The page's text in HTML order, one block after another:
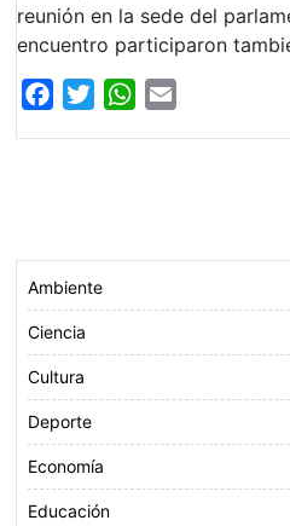
reunión en la sede del
encuentro participaron
o
k
r
W
p
Ambiente
Ciencia
Cultura
Deporte
Economía
Educación